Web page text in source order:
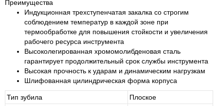
Преимущества
Индукционная трехступенчатая закалка со строгим
соблюдением температур в каждой зоне при
термообработке для повышения стойкости и увеличения
рабочего ресурса инструмента
Высоколегированная хромомолибденовая сталь
гарантирует продолжительный срок службы инструмента
Высокая прочность к ударам и динамическим нагрузкам
Шлифованная цилиндрическая форма корпуса
Тип зубила
Плоское